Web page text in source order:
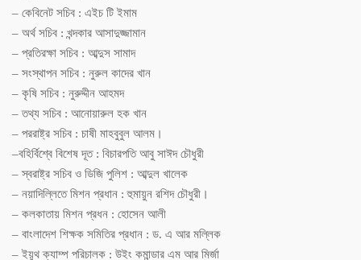
– কেবিনেট সচিব : এইচ টি ইমাম
– অর্থ সচিব : খন্দকার আসাদুজ্জামান
– প্রতিরক্ষা সচিব : আব্দুস সামাদ
– সংস্থাপন সচিব : নুরুল কাদের খান
– কৃষি সচিব : নুরুদ্দীন আহমদ
–তথ্য সচিব : আনোয়ারুল হক খান
– পররাষ্ট্র সচিব : চাষী মাহবুবুল আলম।
–বহির্বিশ্বে বিশেষ দূত: বিচারপতি আবু সাঈদ চৌধুরী
– স্বরাষ্ট্র সচিব ও ডিজি পুলিশ : আব্দুল খালেক
– নয়াদিল্লিতে মিশন প্রধান :হুমায়ুন রশিদ চৌধুরী।
– কলকাতায় মিশন প্রধন : হোসেন আলী
– বাংলাদেশ শিক্ষক সমিতির প্রধান : ড. এ আর মল্লিক
– ইয়ুথ ক্যাম্প পরিচালক : উইং কমান্ডার এম আর মির্জা